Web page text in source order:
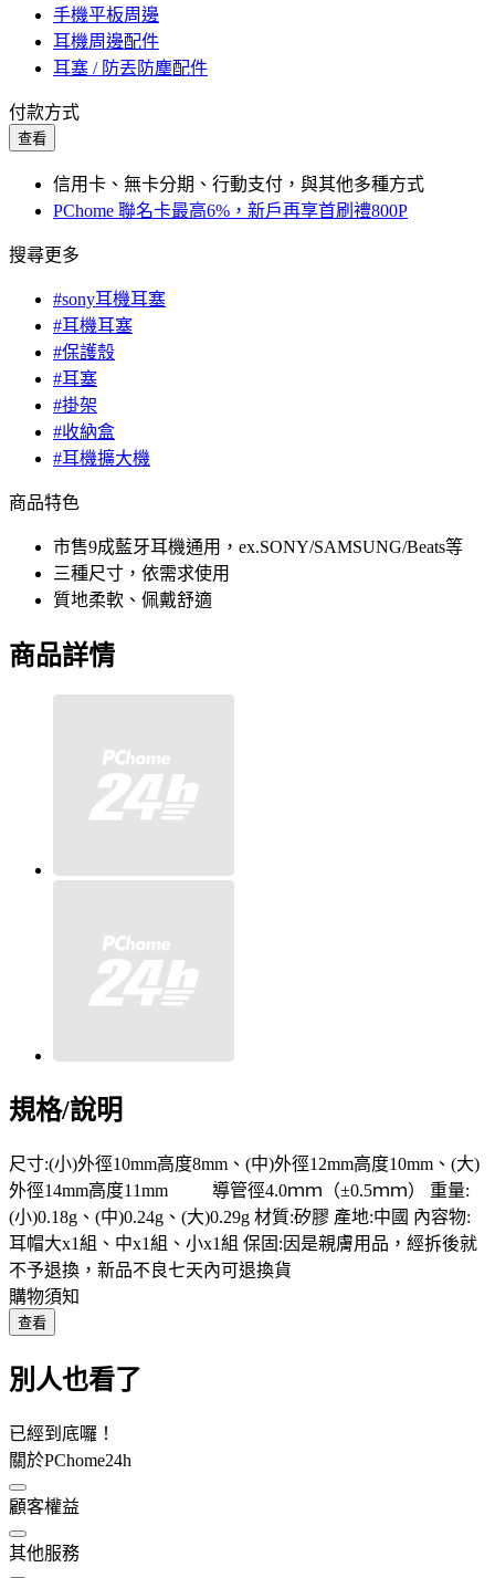
手機平板周邊
耳機周邊配件
耳塞 / 防丟防塵配件
付款方式
查看
信用卡、無卡分期、行動支付，與其他多種方式
PChome 聯名卡最高6%，新戶再享首刷禮800P
搜尋更多
#sony耳機耳塞
#耳機耳塞
#保護殼
#耳塞
#掛架
#收納盒
#耳機擴大機
商品特色
市售9成藍牙耳機通用，ex.SONY/SAMSUNG/Beats等
三種尺寸，依需求使用
質地柔軟、佩戴舒適
商品詳情
規格/說明
尺寸:(小)外徑10mm高度8mm、(中)外徑12mm高度10mm、(大)
外徑14mm高度11mm 導管徑4.0ｍｍ（±0.5ｍｍ） 重量:
(小)0.18g、(中)0.24g、(大)0.29g 材質:矽膠 產地:中國 內容物:
耳帽大x1組、中x1組、小x1組 保固:因是親膚用品，經拆後就
不予退換，新品不良七天內可退換貨
購物須知
查看
別人也看了
已經到底囉！
關於PChome24h
顧客權益
其他服務